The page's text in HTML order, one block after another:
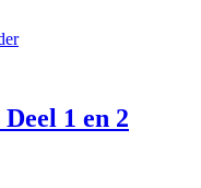
1 en 2